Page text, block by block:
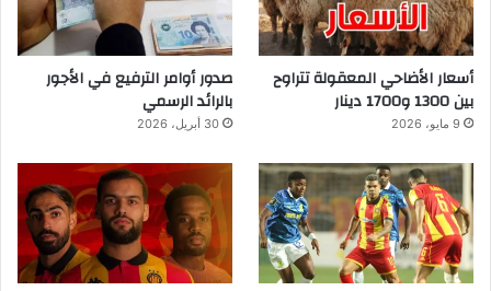
أسعار الأضاحي المعقولة تتراوح
بين 1300 و1700 دينار
9 مايو، 2026
صدور أوامر الترفيع في الأجور
بالرائد الرسمي
30 أبريل، 2026